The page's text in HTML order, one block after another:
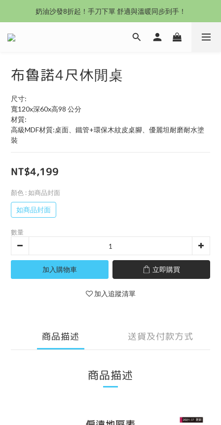
沙發新登場｜想躺就躺，頭等艙到商務艙一次擁有
奶油沙發8折起！手刀下單 舒適與溫暖同步到手！
Outlet專區：期間限定，驚喜下殺中！
布魯諾4尺休閒桌
尺寸:
寬120x深60x高98 公分
材質:
高級MDF材質:桌面、鐵管+環保木紋皮桌腳、優麗坦耐磨耐水塗
裝
NT$4,199
顏色 : 如商品封面
如商品封面
數量
加入購物車 立即購買
加入追蹤清單
商品描述 送貨及付款方式
商品描述